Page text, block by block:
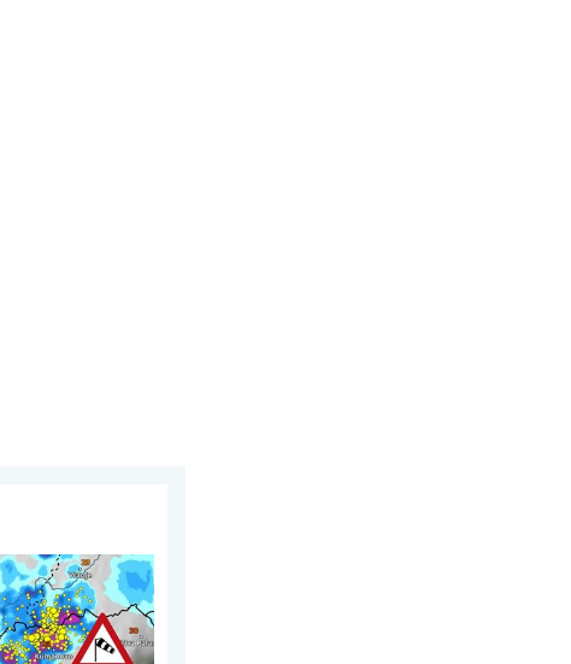
2026.
Olujni i orkanski vjetar. . . srijeda, 22. juli 2026.